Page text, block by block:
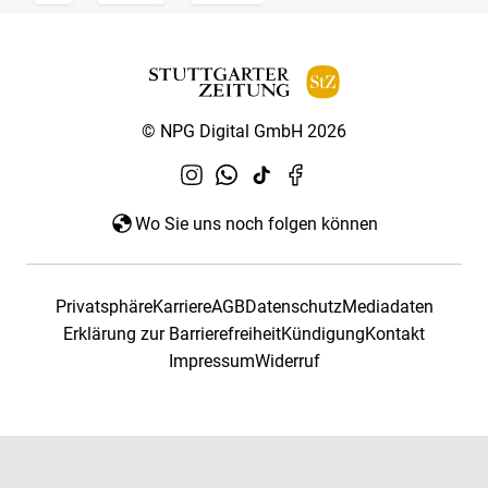
© NPG Digital GmbH 2026
Wo Sie uns noch folgen können
PrivatsphäreKarriereAGBDatenschutzMediadaten
Erklärung zur BarrierefreiheitKündigungKontakt
ImpressumWiderruf